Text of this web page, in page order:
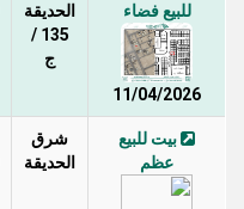
للبيع فضاء
11/04/2026
الحديقة
135 /
ج
بيت للبيع
عظم
شرق
الحديقة